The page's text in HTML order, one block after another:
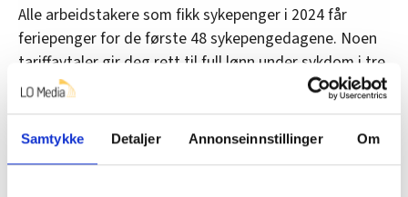
Samtykke Detaljer Annonseinnstillinger Om
Alle arbeidstakere som fikk sykepenger i 2024 får
feriepenger for de første 48 sykepengedagene. Noen
tariffavtaler gir deg rett til full lønn under sykdom i tre
måneder i kalenderåret. Du får dermed også
feriepenger av dette.
Noen arbeidstakere har full opptjening av feriepenger
uansett hvor lenge de er syke. Det avhenger av